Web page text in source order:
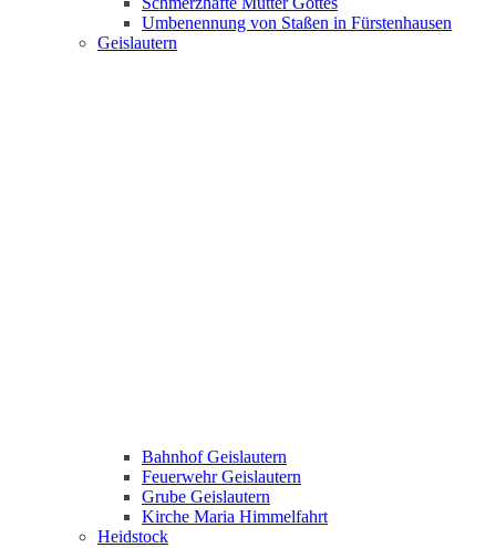
Umbenennung von Staßen in Fürstenhausen
Geislautern
Bahnhof Geislautern
Feuerwehr Geislautern
Grube Geislautern
Kirche Maria Himmelfahrt
Heidstock